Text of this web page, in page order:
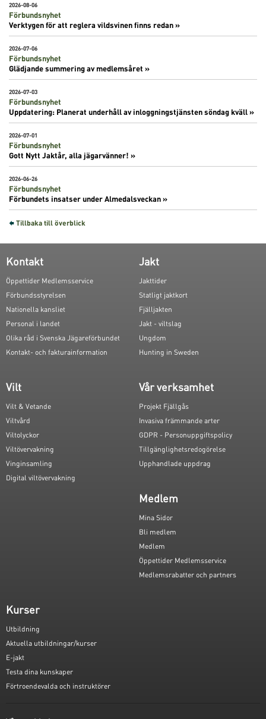
2026-08-06
Förbundsnyhet
Verktygen för att reglera vildsvinen finns redan »
2026-07-06
Förbundsnyhet
Glädjande summering av medlemsåret »
2026-07-03
Förbundsnyhet
Uppdatering: Planerat underhåll av inloggningstjänsten söndag kväll »
2026-07-01
Förbundsnyhet
Gott Nytt Jaktår, alla jägarvänner! »
2026-06-26
Förbundsnyhet
Förbundets insatser under Almedalsveckan »
Tillbaka till överblick
Kontakt
Öppettider Medlemsservice
Förbundsstyrelsen
Nationella kansliet
Personal i landet
Olika råd i Svenska Jägareförbundet
Kontakt- och fakturainformation
Jakt
Jakttider
Statligt jaktkort
Fjälljakten
Jakt - viltslag
Ungdom
Hunting in Sweden
Vilt
Vilt & Vetande
Viltvård
Viltolyckor
Viltövervakning
Vinginsamling
Digital viltövervakning
Vår verksamhet
Projekt Fjällgås
Invasiva främmande arter
GDPR - Personuppgiftspolicy
Tillgänglighetsredogörelse
Upphandlade uppdrag
Medlem
Mina Sidor
Bli medlem
Medlem
Öppettider Medlemsservice
Medlemsrabatter och partners
Kurser
Utbildning
Aktuella utbildningar/kurser
E-jakt
Testa dina kunskaper
Förtroendevalda och instruktörer